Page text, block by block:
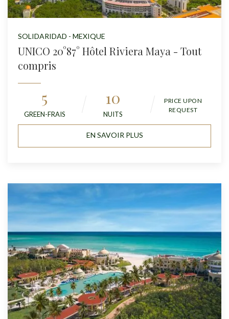
SOLIDARIDAD - MEXIQUE
UNICO 20°87° Hôtel Riviera Maya - Tout
compris
5
GREEN-FRAIS
10
NUITS
PRICE UPON
REQUEST
EN SAVOIR PLUS